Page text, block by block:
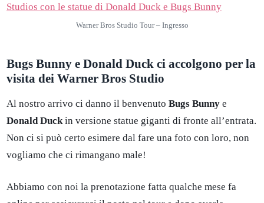
Warner Bros Studio Tour – Ingresso
Bugs Bunny e Donald Duck ci accolgono per la
visita dei Warner Bros Studio
Al nostro arrivo ci danno il benvenuto Bugs Bunny e
Donald Duckin versione statue giganti di fronte all’entrata.
Non ci si può certo esimere dal fare una foto con loro, non
vogliamo che ci rimangano male!
Abbiamo con noi la prenotazione fatta qualche mese fa